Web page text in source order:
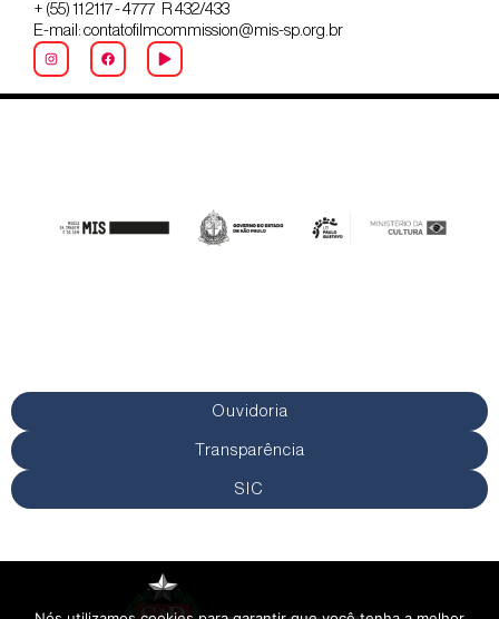
+ (55) 11 2117 - 4777 R 432/433
E-mail: contatofilmcommission@mis-sp.org.br
Ouvidoria
Transparência
SIC